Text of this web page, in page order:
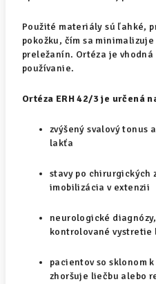
Použité materiály sú ľahké,
pokožku, čím sa
preležanín. Ortéza je
používanie.
Ortéza ERH 42/3 je určená
zvýšený svalový tonus
lakťa
stavy po chirurgických
imobilizácia v extenzii
neurologické
kontrolované vystretie
pacientov so sklonom
zhoršuje liečbu alebo